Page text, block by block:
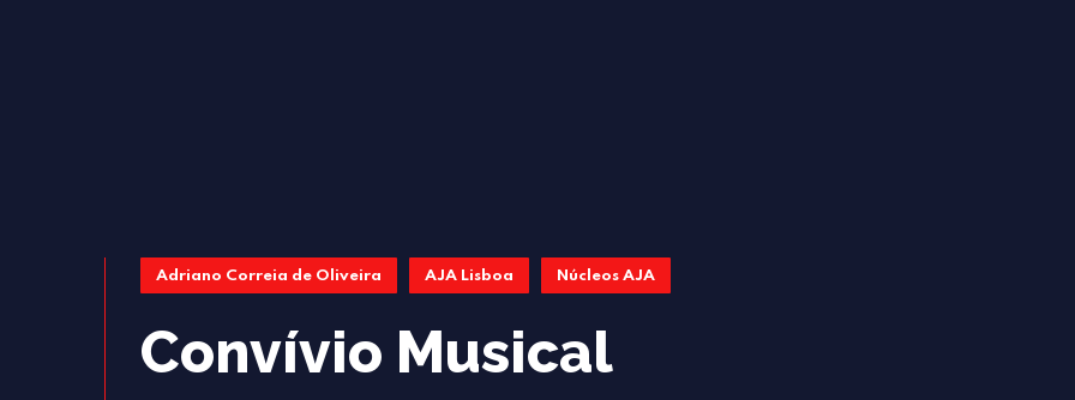
Adriano Correia de Oliveira AJA Lisboa Núcleos AJA
Convívio Musical